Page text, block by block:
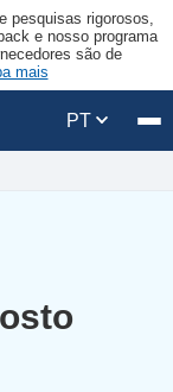
pesquisas rigorosos,
e nosso programa
são de
mais
PT